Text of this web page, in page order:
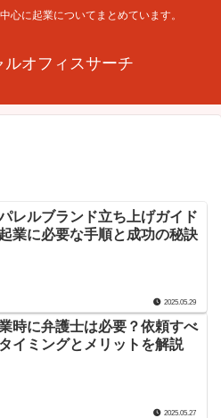
心に起業についてまとめています。
オフィスサーチ
レルブランド立ち上げガイド
起業に必要な手順と成功の秘訣
2025.05.29
時に弁護士は必要？依頼すべ
イミングとメリットを解説
2025.05.27